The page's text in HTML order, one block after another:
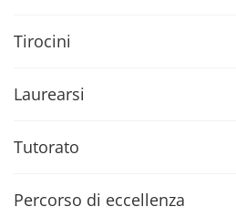
Tirocini
Laurearsi
Tutorato
Percorso di eccellenza